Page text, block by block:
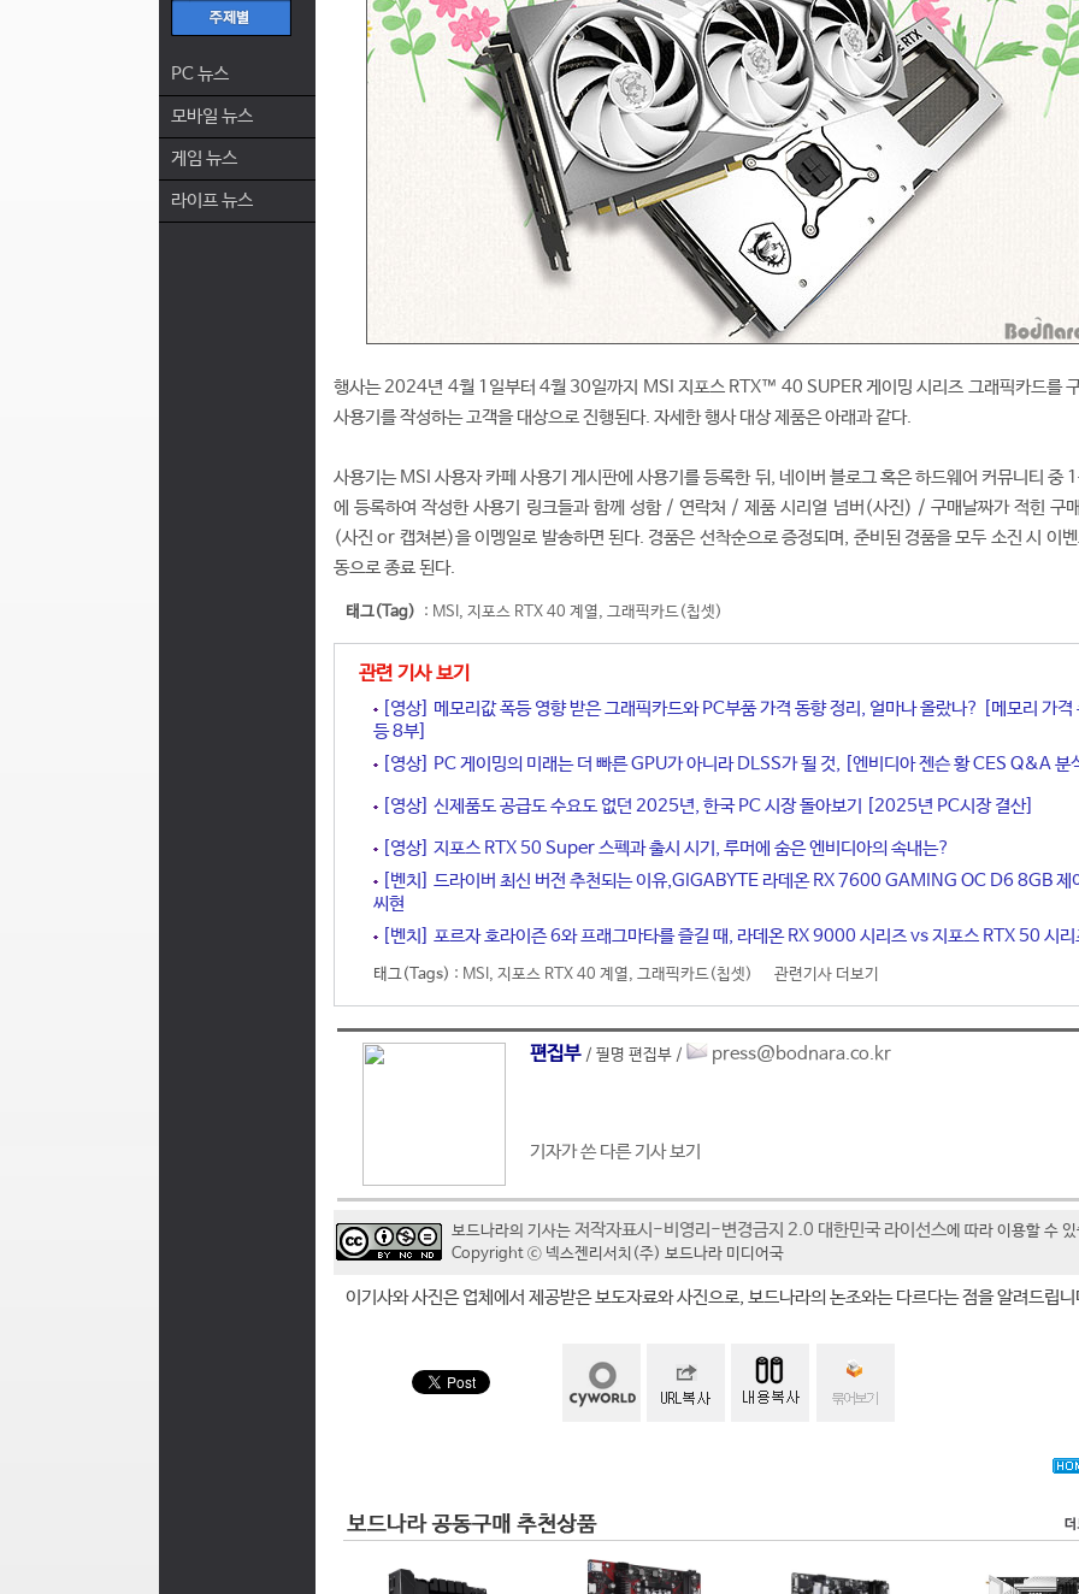
PC 뉴스
모바일 뉴스
게임 뉴스
라이프 뉴스
행사는 2024년 4월 1일부터 4월 30일까지 MSI 지포스 RTX™ 40 SUPER 게이밍 시리즈 그래픽카드를
사용기를 작성하는 고객을 대상으로 진행된다. 자세한 행사 대상 제품은 아래과 같다.
사용기는 MSI 사용자 카페 사용기 게시판에 사용기를 등록한 뒤, 네이버 블로그 혹은 하드웨어 커뮤니티 중
에 등록하여 작성한 사용기 링크들과 함께 성함 / 연락처 / 제품 시리얼 넘버(사진) / 구매날짜가 적힌 구
(사진 or 캡쳐본)을 이멩일로 발송하면 된다. 경품은 선착순으로 증정되며, 준비된 경품을 모두 소진 시 이
동으로 종료 된다.
태그(Tag) : MSI, 지포스 RTX 40 계열, 그래픽카드(칩셋)
관련 기사 보기
[영상] 메모리값 폭등 영향 받은 그래픽카드와 PC부품 가격 동향 정리, 얼마나 올랐나? [메모리 가격
등 8부]
[영상] PC 게이밍의 미래는 더 빠른 GPU가 아니라 DLSS가 될 것, [엔비디아 젠슨 황 CES Q&A 분
[영상] 신제품도 공급도 수요도 없던 2025년, 한국 PC 시장 돌아보기 [2025년 PC시장 결산]
[영상] 지포스 RTX 50 Super 스펙과 출시 시기, 루머에 숨은 엔비디아의 속내는?
[벤치] 드라이버 최신 버전 추천되는 이유,GIGABYTE 라데온 RX 7600 GAMING OC D6 8GB 제
씨현
[벤치] 포르자 호라이즌 6와 프래그마타를 즐길 때, 라데온 RX 9000 시리즈 vs 지포스 RTX 50 시리
태그(Tags) : MSI, 지포스 RTX 40 계열, 그래픽카드(칩셋) 관련기사 더보기
편집부 / 필명 편집부 / press@bodnara.co.kr
기자가 쓴 다른 기사 보기
보드나라의 기사는 저작자표시-비영리-변경금지 2.0 대한민국 라이선스에 따라 이용할 수
Copyright ⓒ 넥스젠리서치(주) 보드나라 미디어국
이기사와 사진은 업체에서 제공받은 보도자료와 사진으로, 보드나라의 논조와는 다르다는 점을 알려드립